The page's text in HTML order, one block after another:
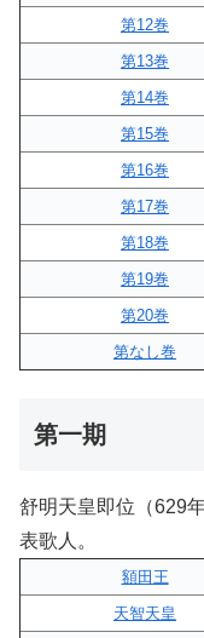
第12巻
第13巻
第14巻
第15巻
第16巻
第17巻
第18巻
第19巻
第20巻
第なし巻
第一期
舒明天皇即位（629
表歌人。
額田王
天智天皇